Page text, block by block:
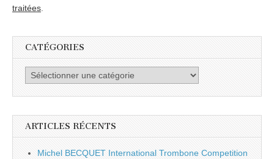
traitées
CATÉGORIES
Catégories
ARTICLES RÉCENTS
Michel BECQUET International Trombone Competition